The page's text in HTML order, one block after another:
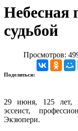
Небесная
судьбой
Просмотров:
Поделиться:
29 июня, 125 лет,
эссеист,
Экзюпери.